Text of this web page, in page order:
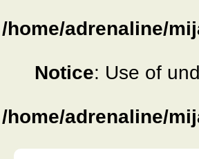
/home/adrenaline/
Notice: Use of
/home/adrenaline/